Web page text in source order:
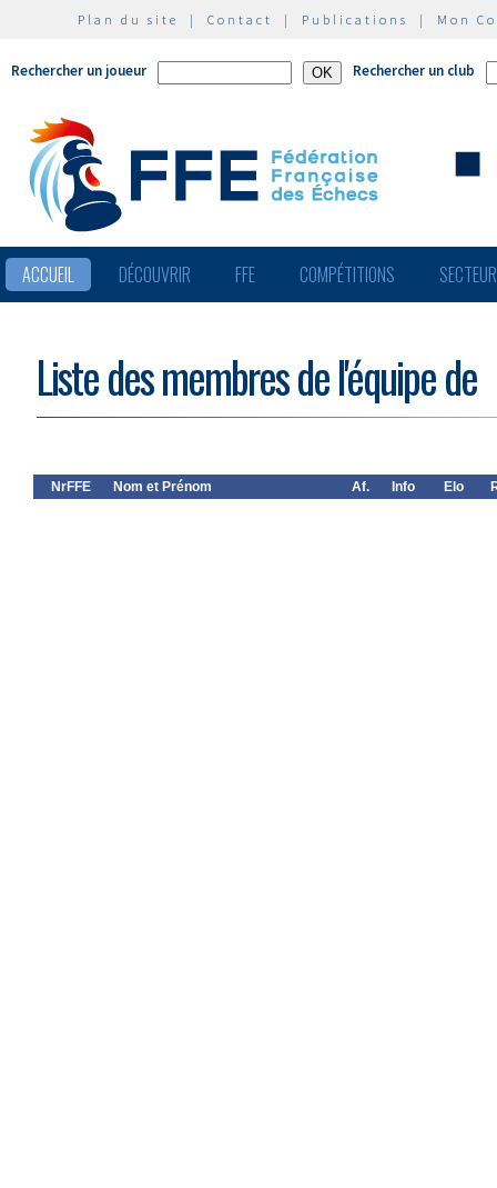
Plan du site | Contact | Publications | Mon
Rechercher un joueur Rechercher un club
ACCUEIL DÉCOUVRIR FFE COMPÉTITIONS
Liste des membres de l'équipe de
NrFFE Nom et Prénom Af. Info Elo